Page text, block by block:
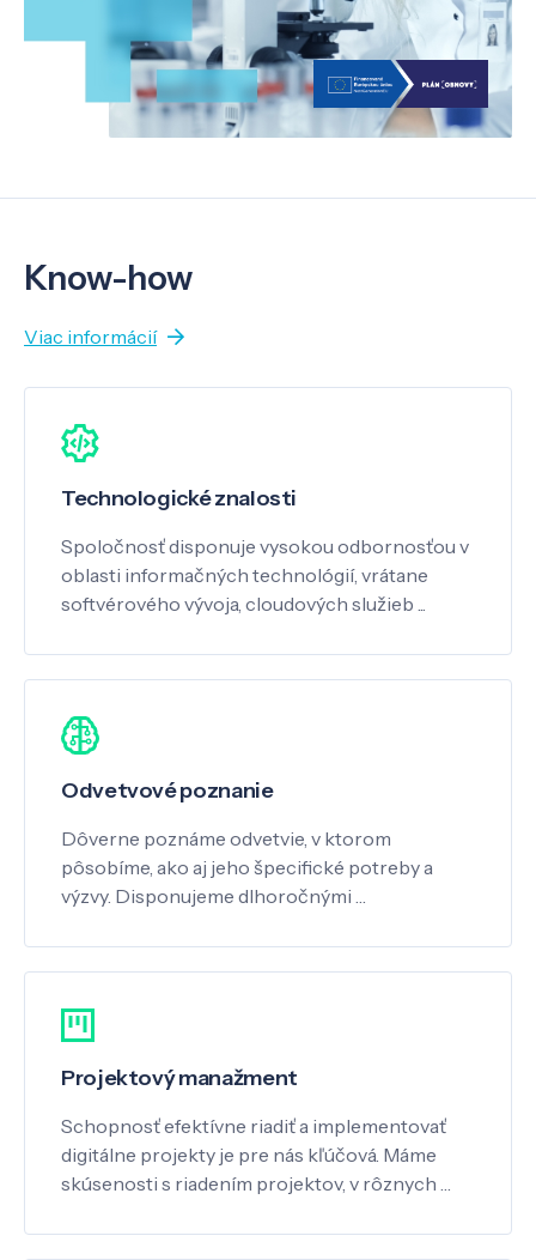
Know-how
Viac informácií
Technologické znalosti
Spoločnosť disponuje vysokou odbornosťou v
oblasti informačných technológií, vrátane
softvérového vývoja, cloudových služieb ...
Odvetvové poznanie
Dôverne poznáme odvetvie, v ktorom
pôsobíme, ako aj jeho špecifické potreby a
výzvy. Disponujeme dlhoročnými …
Projektový manažment
Schopnosť efektívne riadiť a implementovať
digitálne projekty je pre nás kľúčová. Máme
skúsenosti s riadením projektov, v rôznych …